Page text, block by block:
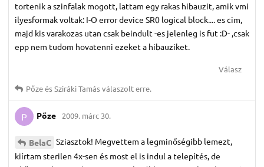
tortenik a szinfalak mogott, lattam egy rakas hibauzit, amik vmi
ilyesformak voltak: I-O error device SR0 logical block.... es cim,
majd kis varakozas utan csak beindult -es jelenleg is fut :D- ,csak
epp nem tudom hovatenni ezeket a hibauziket.
Válasz
PőzeésSziráki Tamásválaszolt erre.
P Pőze 2009. márc 30.
BelaC Sziasztok! Megvettem a legminőségibb lemezt,
kiírtam sterilen 4x-sen és most el is indul a telepítés, de